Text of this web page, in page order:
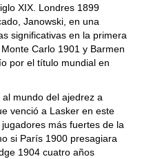
XIX. Londres 1899
Janowski, en una
significativas en la primera
Carlo 1901 y Barmen
por el título mundial en
mundo del ajedrez a
venció a Lasker en este
más fuertes de la
si París 1900 presagiara
1904 cuatro años